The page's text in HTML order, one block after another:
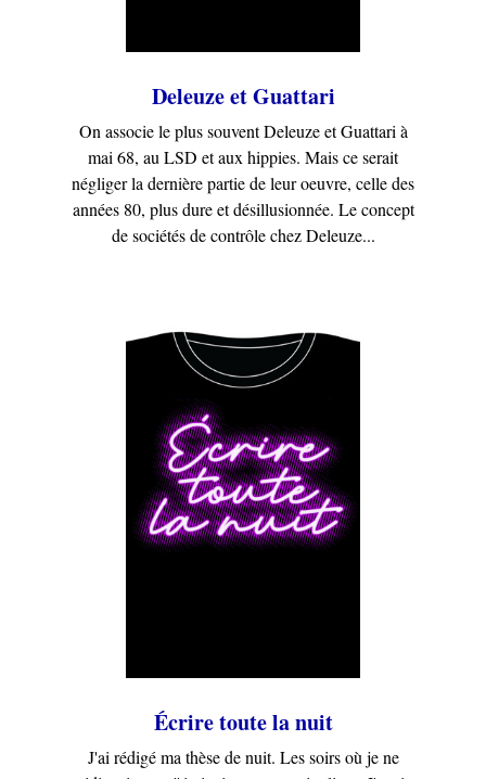
Deleuze et Guattari
On associe le plus souvent Deleuze et Guattari à
mai 68, au LSD et aux hippies. Mais ce serait
négliger la dernière partie de leur oeuvre, celle des
années 80, plus dure et désillusionnée. Le concept
de sociétés de contrôle chez Deleuze...
Écrire toute la nuit
J'ai rédigé ma thèse de nuit. Les soirs où je ne